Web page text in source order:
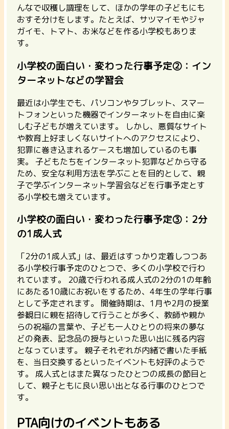
んなで収穫し調理をして、ほかの学年の子どもにも
おすそ分けをします。たとえば、サツマイモやジャ
ガイモ、トマト、お米などを作る小学校もありま
す。
小学校の面白い・変わった行事予定②：イン
ターネットなどの学習会
最近は小学生でも、パソコンやタブレット、スマー
トフォンといった機器でインターネットを自由に楽
しむ子どもが増えています。 しかし、悪質なサイト
や教育上好ましくないサイトへのアクセスにより、
犯罪に巻き込まれるケースも増加しているのも事
実。 子どもたちをインターネット犯罪などから守る
ため、安全な利用方法を学ぶことを目的として、親
子で学ぶインターネット学習会などを行事予定とす
る小学校も増えています。
小学校の面白い・変わった行事予定③：2分
の1成人式
「2分の1成人式」は、最近はすっかり定着しつつあ
る小学校行事予定のひとつで、多くの小学校で行わ
れています。 20歳で行われる成人式の2分の1の年齢
にあたる10歳にお祝いをするため、4年生の学年行事
として予定されます。 開催時期は、1月や2月の授業
参観日に親を招待して行うことが多く、教師や親か
らの祝福の言葉や、子ども一人ひとりの将来の夢な
どの発表、記念品の授与といった思い出に残る内容
となっています。 親子それぞれが内緒で書いた手紙
を、当日交換するといったイベントも好評のようで
す。
成人式とはまた異なったひとつの成長の節目と
して、親子ともに良い思い出となる行事のひとつで
す。
PTA向けのイベントもある